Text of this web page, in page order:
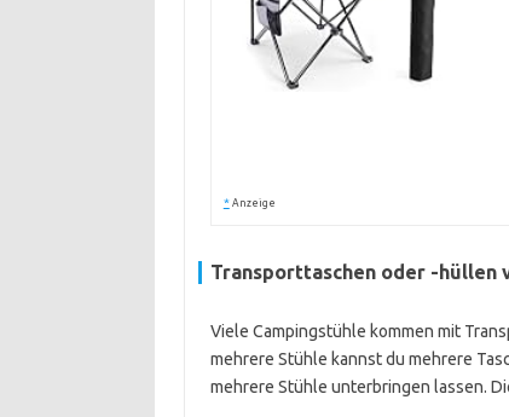
* Anzeige
Transporttaschen oder -hüllen
Viele Campingstühle kommen mit
mehrere Stühle kannst du mehrere
mehrere Stühle unterbringen lassen.